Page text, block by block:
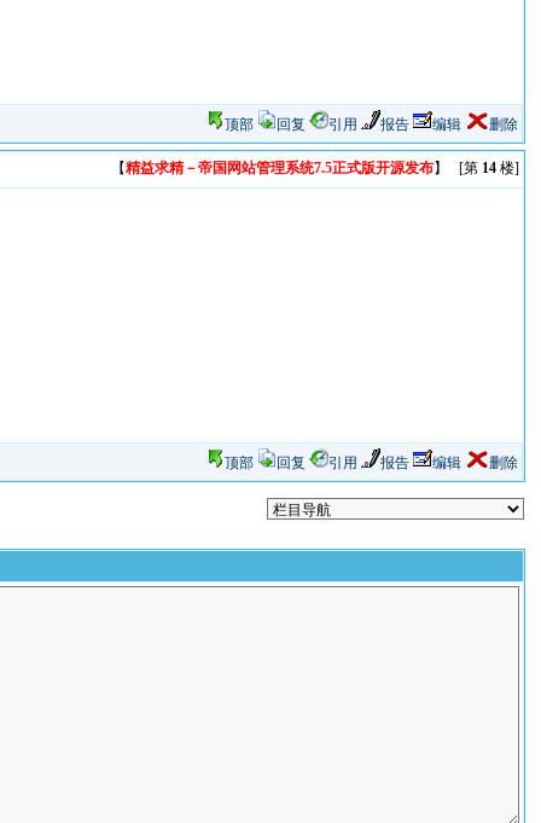
顶部 回复 引用 报告 编辑 删除
【精益求精－帝国网站管理系统7.5正式版开源发布】 [第 14楼]
顶部 回复 引用 报告 编辑 删除